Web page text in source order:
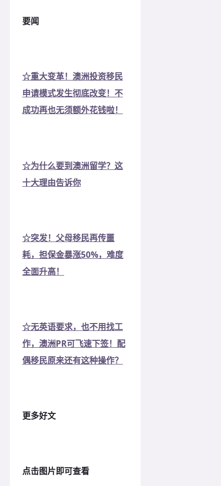
要闻
☆重大变革！澳洲投资移民
申请模式发生彻底改变！不
成功再也无须额外花钱啦！
☆为什么要到澳洲留学？这
十大理由告诉你
☆突发！父母移民再传噩
耗，担保金暴涨50%，难度
全面升高！
☆无英语要求，也不用找工
作，澳洲PR可飞速下签！配
偶移民原来还有这种操作？
更多好文
点击图片即可查看